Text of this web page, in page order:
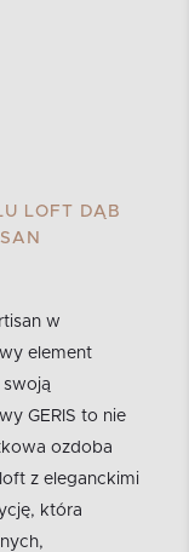
LOFT DĄB
w
element
GERIS to nie
ozdoba
z eleganckimi
która